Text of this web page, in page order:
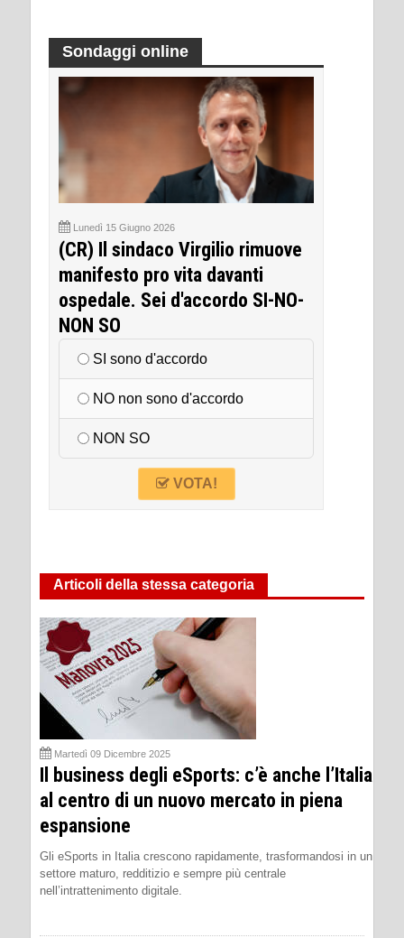
Sondaggi online
Lunedì 15 Giugno 2026
(CR) Il sindaco Virgilio rimuove
manifesto pro vita davanti
ospedale. Sei d'accordo SI-NO-
NON SO
SI sono d'accordo
NO non sono d'accordo
NON SO
VOTA!
Articoli della stessa categoria
Martedì 09 Dicembre 2025
Il business degli eSports: c’è anche l’Italia
al centro di un nuovo mercato in piena
espansione
Gli eSports in Italia crescono rapidamente, trasformandosi in un
settore maturo, redditizio e sempre più centrale
nell’intrattenimento digitale.